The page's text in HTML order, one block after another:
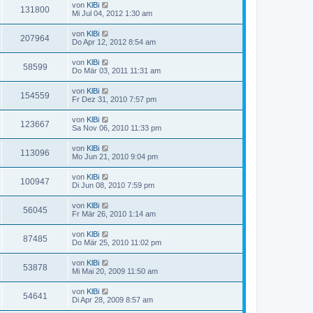
131800 von KlBi
Mi Jul 04, 2012 1:30 am
207964 von KlBi
Do Apr 12, 2012 8:54 am
58599 von KlBi
Do Mär 03, 2011 11:31 am
154559 von KlBi
Fr Dez 31, 2010 7:57 pm
123667 von KlBi
Sa Nov 06, 2010 11:33 pm
113096 von KlBi
Mo Jun 21, 2010 9:04 pm
100947 von KlBi
Di Jun 08, 2010 7:59 pm
56045 von KlBi
Fr Mär 26, 2010 1:14 am
87485 von KlBi
Do Mär 25, 2010 11:02 pm
53878 von KlBi
Mi Mai 20, 2009 11:50 am
54641 von KlBi
Di Apr 28, 2009 8:57 am